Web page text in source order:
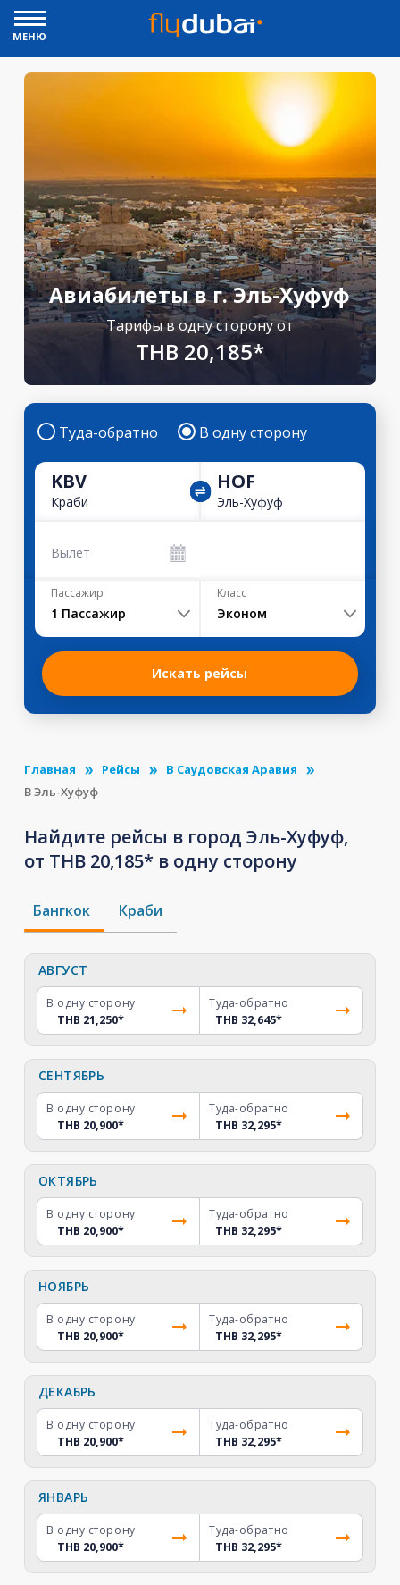
МЕНЮ
Авиабилеты в г. Эль-Хуфуф
Тарифы в одну сторону от
THB 20,185*
Туда-обратно В одну сторону
KBV
Краби
HOF
Эль-Хуфуф
Вылет
Пассажир
1 Пассажир
Класс
Эконом
Искать рейсы
Главная Рейсы
В Саудовская Аравия
В Эль-Хуфуф
Найдите рейсы в город Эль-Хуфуф,
от THB 20,185* в одну сторону
Бангкок Краби
АВГУСТ
В одну сторону
THB 21,250*
Туда-обратно
THB 32,645*
СЕНТЯБРЬ
В одну сторону
THB 20,900*
Туда-обратно
THB 32,295*
ОКТЯБРЬ
В одну сторону
THB 20,900*
Туда-обратно
THB 32,295*
НОЯБРЬ
В одну сторону
THB 20,900*
Туда-обратно
THB 32,295*
ДЕКАБРЬ
В одну сторону
THB 20,900*
Туда-обратно
THB 32,295*
ЯНВАРЬ
В одну сторону
THB 20,900*
Туда-обратно
THB 32,295*